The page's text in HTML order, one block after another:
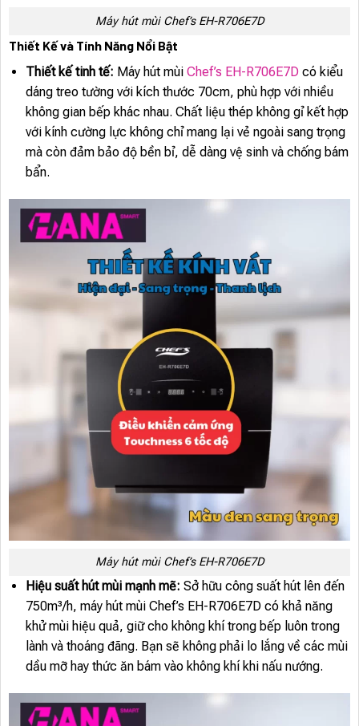
Máy hút mùi Chef’s EH-R706E7D
Thiết Kế và Tính Năng Nổi Bật
Thiết kế tinh tế: Máy hút mùiChef’s EH-R706E7Dcó kiểu
dáng treo tường với kích thước 70cm, phù hợp với nhiều
không gian bếp khác nhau. Chất liệu thép không gỉ kết hợp
với kính cường lực không chỉ mang lại vẻ ngoài sang trọng
mà còn đảm bảo độ bền bỉ, dễ dàng vệ sinh và chống bám
bẩn.
Máy hút mùi Chef’s EH-R706E7D
Hiệu suất hút mùi mạnh mẽ: Sở hữu công suất hút lên đến
750m³/h, máy hút mùi Chef’s EH-R706E7D có khả năng
khử mùi hiệu quả, giữ cho không khí trong bếp luôn trong
lành và thoáng đãng. Bạn sẽ không phải lo lắng về các mùi
dầu mỡ hay thức ăn bám vào không khí khi nấu nướng.